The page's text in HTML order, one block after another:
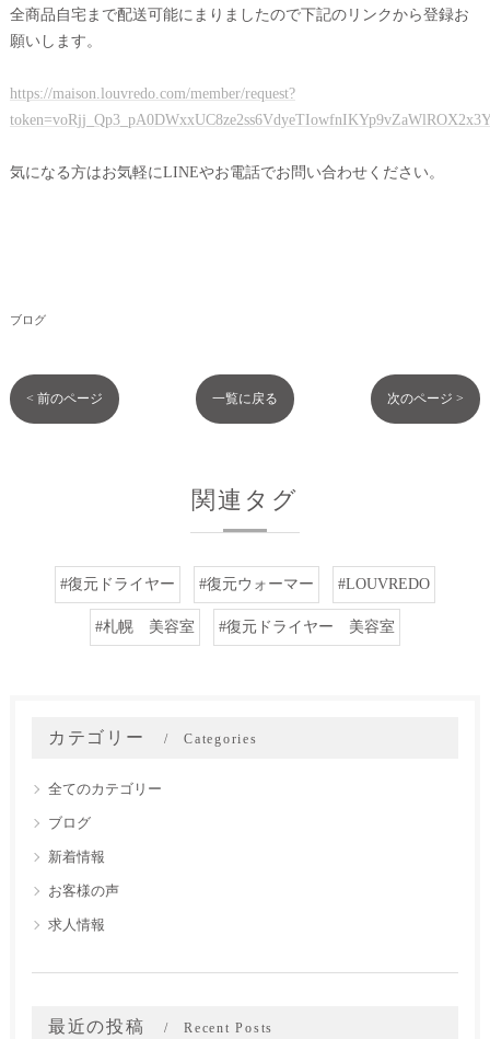
全商品自宅まで配送可能にまりましたので下記のリンクから登録お
願いします。
https://maison.louvredo.com/member/request?
気になる方はお気軽にLINEやお電話でお問い合わせください。
ブログ
< 前のページ 一覧に戻る 次のページ >
関連タグ
#復元ドライヤー #復元ウォーマー #LOUVREDO
#札幌 美容室 #復元ドライヤー 美容室
カテゴリー Categories
全てのカテゴリー
ブログ
新着情報
お客様の声
求人情報
最近の投稿 Recent Posts